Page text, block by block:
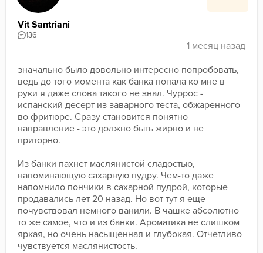
Vit Santriani
136
значально было довольно интересно попробовать,
ведь до того момента как банка попала ко мне в
руки я даже слова такого не знал. Чуррос -
испанский десерт из заварного теста, обжаренного
во фритюре. Сразу становится понятно
направление - это должно быть жирно и не
приторно.
Из банки пахнет маслянистой сладостью,
напоминающую сахарную пудру. Чем-то даже
напомнило пончики в сахарной пудрой, которые
продавались лет 20 назад. Но вот тут я еще
почувствовал немного ванили. В чашке абсолютно
то же самое, что и из банки. Ароматика не слишком
яркая, но очень насыщенная и глубокая. Отчетливо
чувствуется маслянистость.